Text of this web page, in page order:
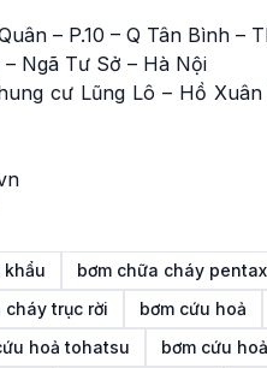
– P.10 – Q Tân Bình –
Ngã Tư Sở – Hà Nội
cư Lũng Lô – Hồ
khẩu bơm chữa cháy pentax
cháy trục rời bơm cứu hoả
hoả tohatsu bơm cứu